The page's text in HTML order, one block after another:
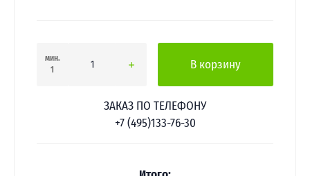
мин.
1
В корзину
ЗАКАЗ ПО ТЕЛЕФОНУ
+7 (495)133-76-30